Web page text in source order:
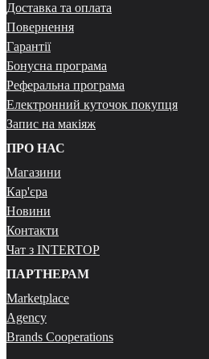
Доставка та оплата
Повернення
Гарантії
Бонусна програма
Реферальна програма
Електронний куточок покупця
Запис на макіяж
ПРО НАС
Магазини
Кар'єра
Новини
Контакти
Чат з INTERTOP
ПАРТНЕРАМ
Marketplace
Agency
Brands Cooperations